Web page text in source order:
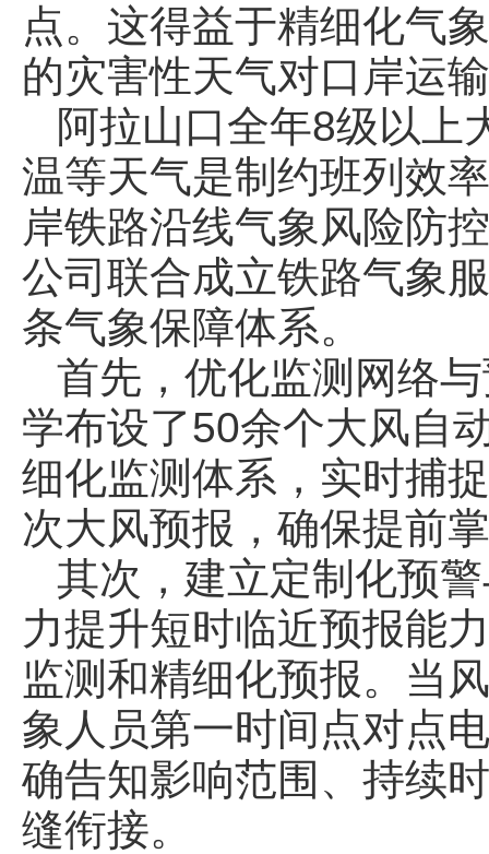
点。这得益于精细化气
的灾害性天气对口岸运
阿拉山口全年8级以上
温等天气是制约班列效
岸铁路沿线气象风险防
公司联合成立铁路气象
条气象保障体系。
首先，优化监测网络
学布设了50余个大风自
细化监测体系，实时捕
次大风预报，确保提前
其次，建立定制化预
力提升短时临近预报能
监测和精细化预报。当
象人员第一时间点对点
确告知影响范围、持续
缝衔接。